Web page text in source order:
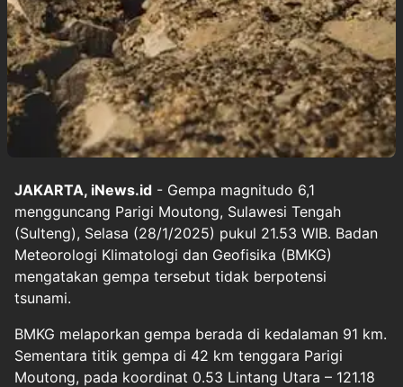
JAKARTA, iNews.id - Gempa magnitudo 6,1
mengguncang Parigi Moutong, Sulawesi Tengah
(Sulteng), Selasa (28/1/2025) pukul 21.53 WIB. Badan
Meteorologi Klimatologi dan Geofisika (BMKG)
mengatakan gempa tersebut tidak berpotensi
tsunami.
BMKG melaporkan gempa berada di kedalaman 91 km.
Sementara titik gempa di 42 km tenggara Parigi
Moutong, pada koordinat 0.53 Lintang Utara – 121.18